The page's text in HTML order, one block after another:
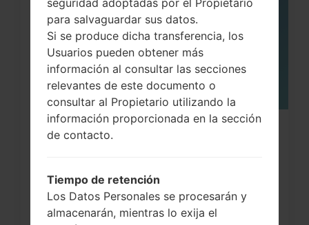
¿Cómo restablecer datos de fábrica
seguridad adoptadas por el Propietario
para salvaguardar sus datos.
Si se produce dicha transferencia, los
Usuarios pueden obtener más
información al consultar las secciones
relevantes de este documento o
consultar al Propietario utilizando la
información proporcionada en la sección
de contacto.
Tiempo de retención
Los Datos Personales se procesarán y
almacenarán, mientras lo exija el